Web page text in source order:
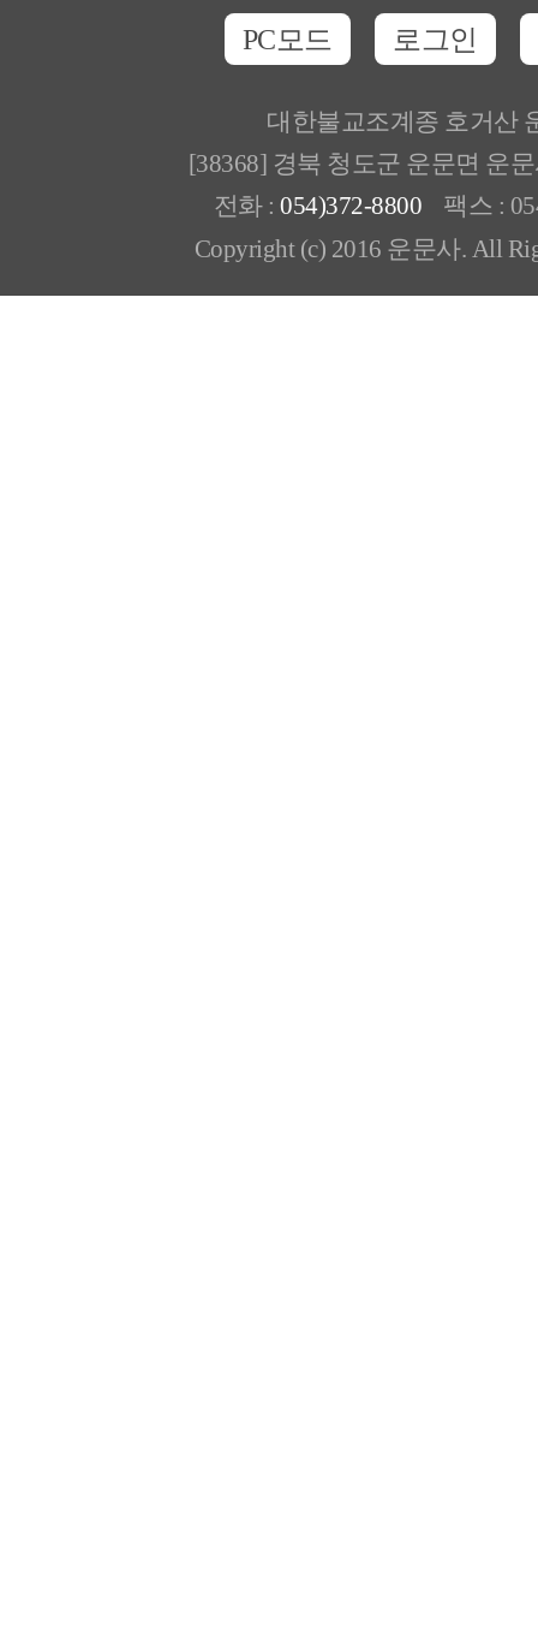
PC모드 로그인
대한불교조계종 호거산
[38368] 경북 청도군 운문면 운
전화 : 054)372-8800 팩스 :
Copyright (c) 2016 운문사. All